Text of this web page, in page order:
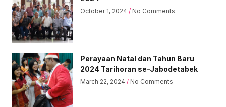
October 1, 2024 No Comments
Perayaan Natal dan Tahun Baru
2024 Tarihoran se-Jabodetabek
March 22, 2024 No Comments